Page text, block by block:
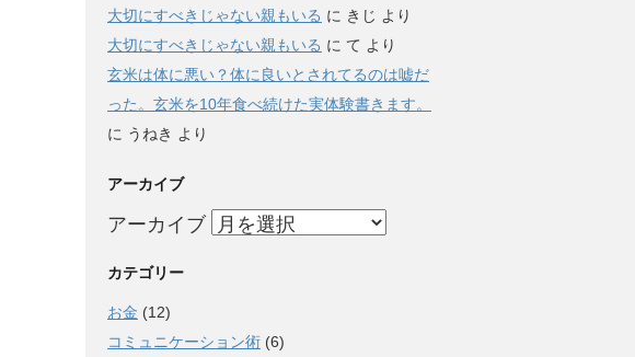
大切にすべきじゃない親もいる に きじ より
大切にすべきじゃない親もいる に て より
玄米は体に悪い？体に良いとされてるのは嘘だ
った。玄米を10年食べ続けた実体験書きます。
に うねき より
アーカイブ
アーカイブ
カテゴリー
お金 (12)
コミュニケーション術 (6)